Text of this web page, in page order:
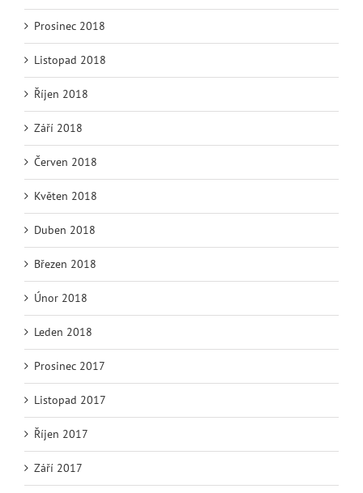
Prosinec 2018
Listopad 2018
Říjen 2018
Září 2018
Červen 2018
Květen 2018
Duben 2018
Březen 2018
Únor 2018
Leden 2018
Prosinec 2017
Listopad 2017
Říjen 2017
Září 2017